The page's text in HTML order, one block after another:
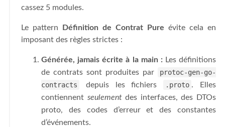
cassez 5 modules.
Le pattern Définition de Contrat Pure évite cela en
imposant des règles strictes :
Générée, jamais écrite à la main : Les définitions
de contrats sont produites par
protoc-gen-go-
contracts
depuis les fichiers .proto . Elles
contiennent seulementdes interfaces, des DTOs
proto, des codes d’erreur et des constantes
d’événements.